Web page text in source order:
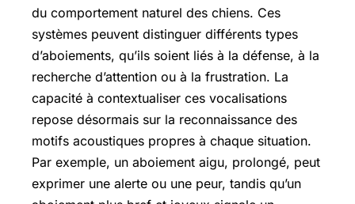
du comportement naturel des chiens. Ces
systèmes peuvent distinguer différents types
d’aboiements, qu’ils soient liés à la défense, à la
recherche d’attention ou à la frustration. La
capacité à contextualiser ces vocalisations
repose désormais sur la reconnaissance des
motifs acoustiques propres à chaque situation.
Par exemple, un aboiement aigu, prolongé, peut
exprimer une alerte ou une peur, tandis qu’un